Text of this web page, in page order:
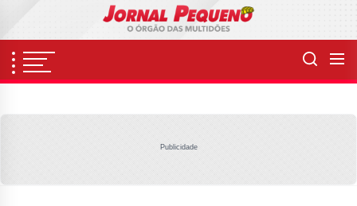
content
Publicidade